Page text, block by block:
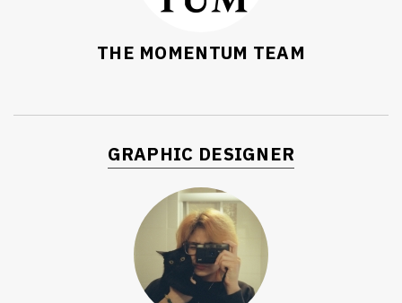
THE MOMENTUM TEAM
GRAPHIC DESIGNER